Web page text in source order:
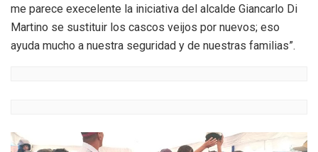
me parece execelente la iniciativa del alcalde Giancarlo Di
Martino se sustituir los cascos veijos por nuevos; eso
ayuda mucho a nuestra seguridad y de nuestras familias”.